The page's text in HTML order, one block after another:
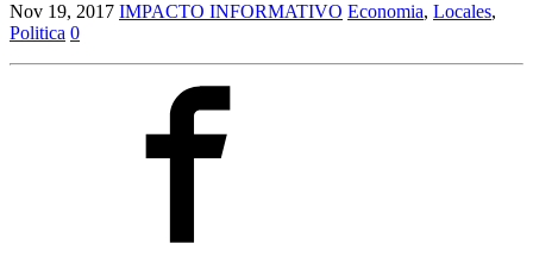
Nov 19, 2017 IMPACTO INFORMATIVO Economia, Locales,
Politica 0